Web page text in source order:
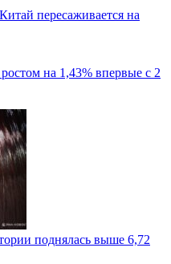
пересаживается на
на 1,43% впервые с 2
поднялась выше 6,72